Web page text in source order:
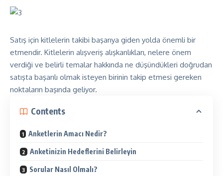
Satış için kitlelerin takibi başarıya giden yolda önemli bir
etmendir. Kitlelerin alışveriş alışkanlıkları, nelere önem
verdiği ve belirli temalar hakkında ne düşündükleri doğrudan
satışta başarılı olmak isteyen birinin takip etmesi gereken
noktaların başında geliyor.
Contents
Anketlerin Amacı Nedir?
Anketinizin Hedeflerini Belirleyin
Sorular Nasıl Olmalı?